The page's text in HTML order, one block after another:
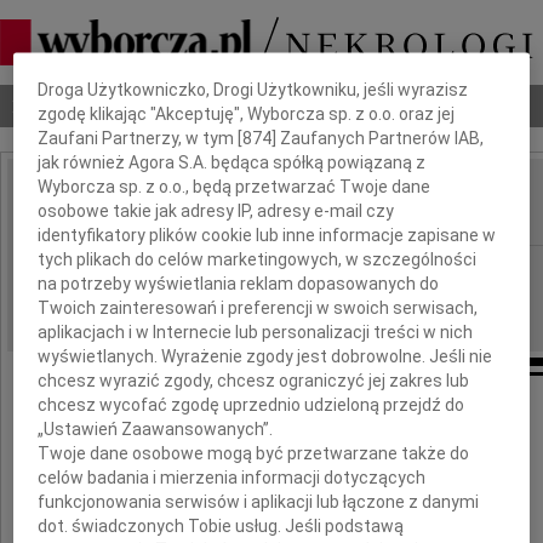
Nekrologi Odeszli Poradnik pogrzebowy
IMIĘ I NAZWISKO: Wiktor Wurm
REGION: Kraków
DATA EMISJI: 03.08.2021
Dbamy o Twoją prywatność
Droga Użytkowniczko, Drogi Użytkowniku, jeśli wyrazisz
zgodę klikając "Akceptuję", Wyborcza sp. z o.o. oraz jej
Zaufani Partnerzy, w tym [874 ] Zaufanych Partnerów IAB,
jak również Agora S.A. będąca spółką powiązaną z
Wyborcza sp. z o.o., będą przetwarzać Twoje dane
osobowe takie jak adresy IP, adresy e-mail czy
identyfikatory plików cookie lub inne informacje zapisane w
tych plikach do celów marketingowych, w szczególności
na potrzeby wyświetlania reklam dopasowanych do
Twoich zainteresowań i preferencji w swoich serwisach,
aplikacjach i w Internecie lub personalizacji treści w nich
wyświetlanych. Wyrażenie zgody jest dobrowolne. Jeśli nie
chcesz wyrazić zgody, chcesz ograniczyć jej zakres lub
chcesz wycofać zgodę uprzednio udzieloną przejdź do
„Ustawień Zaawansowanych”.
Twoje dane osobowe mogą być przetwarzane także do
celów badania i mierzenia informacji dotyczących
funkcjonowania serwisów i aplikacji lub łączone z danymi
dot. świadczonych Tobie usług. Jeśli podstawą